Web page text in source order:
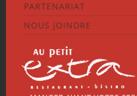
PARTENARIAT
NOUS JOINDRE